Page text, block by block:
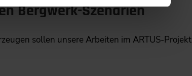
Bergwerk-Szenarien
sollen unsere Arbeiten im ARTUS-Projekt